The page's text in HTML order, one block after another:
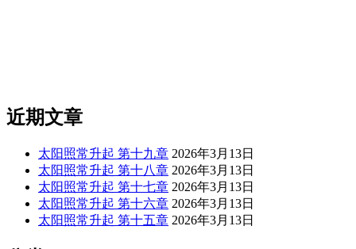
近期文章
太阳照常升起 第十九章 2026年3月13日
太阳照常升起 第十八章 2026年3月13日
太阳照常升起 第十七章 2026年3月13日
太阳照常升起 第十六章 2026年3月13日
太阳照常升起 第十五章 2026年3月13日